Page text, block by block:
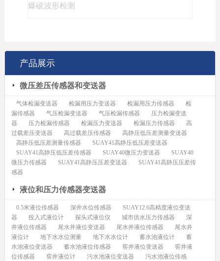
爆破波形检测
产品展示
微压差压传感器和变送器
气体检漏变送器 检漏用压力变送器 检漏用压力传感器
检
漏传感器
气压检漏变送器 气压检漏传感器
压力检漏变送
器
压力检漏传感器 检漏压力变送器 检漏压力传感器
高
过载差压变送器
高过载差压传感器
高静压低压差测量变送器
高静压低压差测量传感器
SUAY41高静压低压差变送器
SUAY41高静压低压差传感器
SUAY40微压力变送器
SUAY40
微压力传感器
SUAY41高静压压差变送器
SUAY41高静压压差传
感器
液位和压力传感器变送器
0.5米液位传感器 深井水位传感器
SUAY12.6高精度液位变送
器
投入式液位计 探头式液位仪 城市供水压力传感器
深
井液位传感器
尾水井液位变送器 尾水井液位传感器
尾水井
液位计
地下水水位测量 地下水水位计 蓄水池液位计
蓄
水池液位变送器
蓄水池液位传感器 窖井液位变送器
窖井液
位传感器
窖井液位计 污水池液位变送器
污水池液位传感